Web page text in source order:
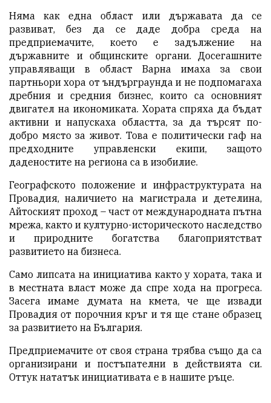
Няма как една област или държавата да се
развиват, без да се даде добра среда на
предприемачите, което е задължение на
държавните и общинските органи. Досегашните
управляващи в област Варна имаха за свои
партньори хора от ъндърграунда и не подпомагаха
дребния и средния бизнес, които са основният
двигател на икономиката. Хората спряха да бъдат
активни и напускаха областта, за да търсят по-
добро място за живот. Това е политически гаф на
предходните управленски екипи, защото
даденостите на региона са в изобилие.
Географското положение и инфраструктурата на
Провадия, наличието на магистрала и детелина,
Айтоският проход – част от международната пътна
мрежа, както и културно-историческото наследство
и природните богатства благоприятстват
развитието на бизнеса.
Само липсата на инициатива както у хората, така и
в местната власт може да спре хода на прогреса.
Засега имаме думата на кмета, че ще извади
Провадия от порочния кръг и тя ще стане образец
за развитието на България.
Предприемачите от своя страна трябва също да са
организирани и постъпателни в действията си.
Оттук нататък инициативата е в нашите ръце.